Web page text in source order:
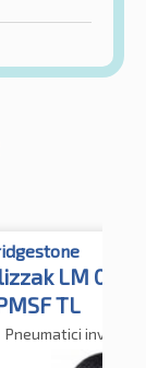
LM 005
TL
Pneumatici invernali